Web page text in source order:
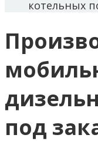
котельных
под